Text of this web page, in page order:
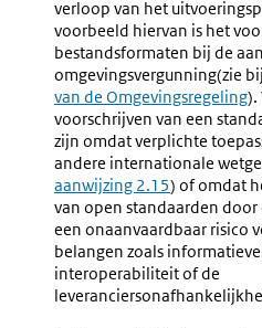
verloop van het
voorbeeld hiervan is het
bestandsformaten bij de
omgevingsvergunning(zie
van de Omgevingsregeling).
voorschrijven van een
zijn omdat verplichte
andere internationale
aanwijzing 2.15) of omdat
van open standaarden
een onaanvaardbaar risico
belangen zoals
interoperabiliteit of de